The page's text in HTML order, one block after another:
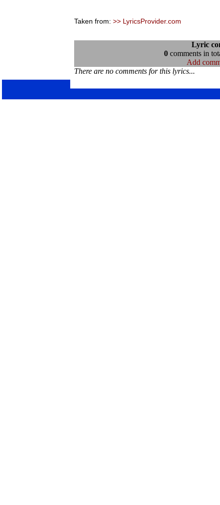
Taken from: >> LyricsProvider.com
Lyric
0comments in
Add
There are no comments for this lyrics...